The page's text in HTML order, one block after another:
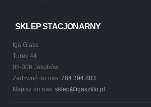
SKLEP STACJONARNY
Iga Glass
Turek 44
05-306 Jakubów
Zadzwoń do nas: 784 394 803
Napisz do nas: sklep@igaszklo.pl